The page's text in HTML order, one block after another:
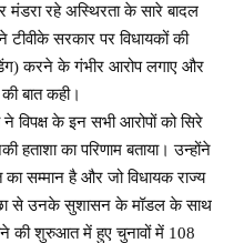
मंडरा रहे अस्थिरता के सारे बादल
टीवीके सरकार पर विधायकों की
करने के गंभीर आरोप लगाए और
बात कही।
विपक्ष के इन सभी आरोपों को सिरे
का परिणाम बताया। उन्होंने
सम्मान है और जो विधायक राज्य
से उनके सुशासन के मॉडल के साथ
की शुरुआत में हुए चुनावों में 108